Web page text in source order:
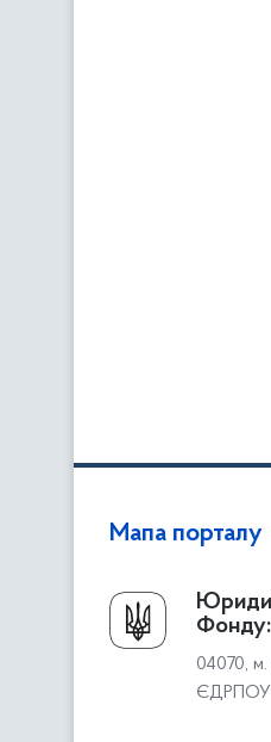
Мапа порталу
Про Фонд
Керівництво
Структура Фонду
Територіальні
Фонду:
04070, м.
ЄДРПОУ